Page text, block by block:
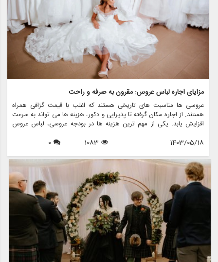
مزایای اجاره لباس عروس: مقرون به صرفه و راحت
عروسی ها مناسبت های تاریخی هستند که اغلب با قیمت گزافی همراه
هستند. از اجاره مکان گرفته تا پذیرایی و دکور، هزینه ها می تواند به سرعت
افزایش یابد. یکی از مهم ترین هزینه ها در بودجه عروسی، لباس عروس
باشد، به خصوص با توجه به اینکه این لباس معمولاً فقط یک بار پوشیده می
کاربردی برای عروس های مدرن مطرح شده است. در این مقاله، مزایای
متعدد اجاره لباس عروس را بررسی می کنیم و نشان می دهیم که چگونه می
تواند هم مقرون به صرفه و هم راحت باشد. همچنین مزون چرخچی را به
شما معرفی خواهیم کرد، فروشگاهی که در زمینه اجاره لباس عروس، فروش،
طرح های سفارشی و کلیه اقلام مربوط به عروس فعالیت می کند.
1403/05/18
1083
0